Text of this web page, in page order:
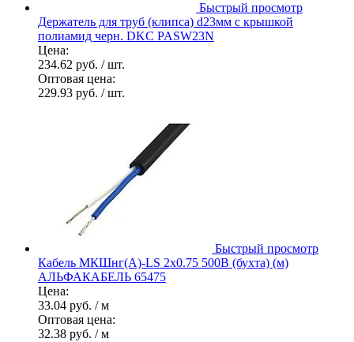
Быстрый просмотр
Держатель для труб (клипса) d23мм с крышкой
полиамид черн. DKC PASW23N
Цена:
234.62 руб. / шт.
Оптовая цена:
229.93 руб. / шт.
Быстрый просмотр
Кабель МКШнг(А)-LS 2х0.75 500В (бухта) (м)
АЛЬФАКАБЕЛЬ 65475
Цена:
33.04 руб. / м
Оптовая цена:
32.38 руб. / м